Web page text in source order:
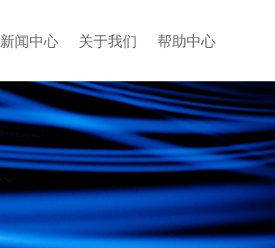
新闻中心 关于我们 帮助中心